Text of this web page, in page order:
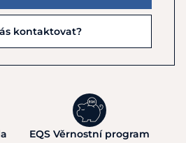
kontaktovat?
EQS Věrnostní program